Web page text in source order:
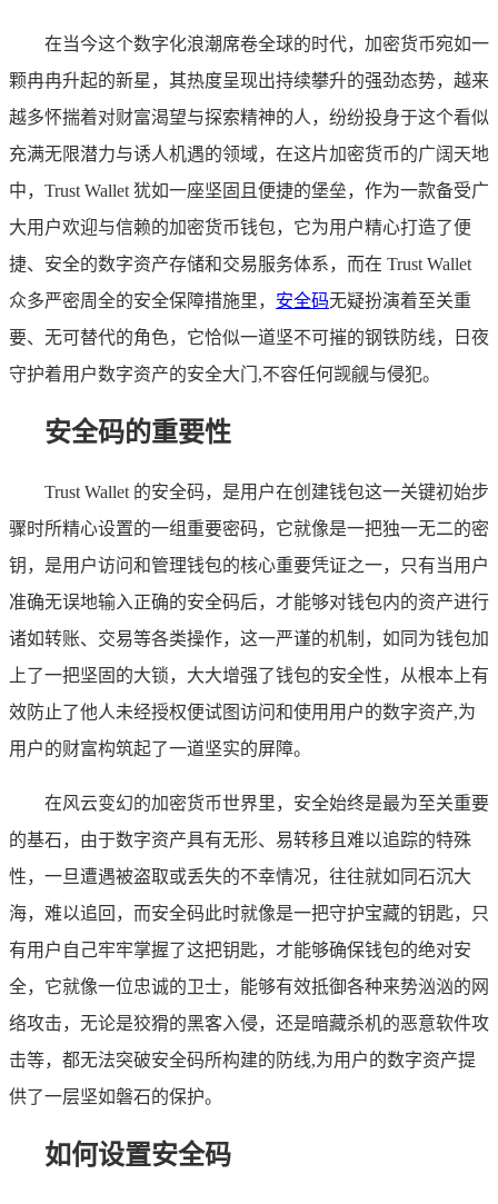
在当今这个数字化浪潮席卷全球的时代，加密货币宛如一
颗冉冉升起的新星，其热度呈现出持续攀升的强劲态势，越来
越多怀揣着对财富渴望与探索精神的人，纷纷投身于这个看似
充满无限潜力与诱人机遇的领域，在这片加密货币的广阔天地
中，Trust Wallet 犹如一座坚固且便捷的堡垒，作为一款备受广
大用户欢迎与信赖的加密货币钱包，它为用户精心打造了便
捷、安全的数字资产存储和交易服务体系，而在 Trust Wallet
众多严密周全的安全保障措施里， 安全码无疑扮演着至关重
要、无可替代的角色，它恰似一道坚不可摧的钢铁防线，日夜
守护着用户数字资产的安全大门,不容任何觊觎与侵犯。
安全码的重要性
Trust Wallet 的安全码，是用户在创建钱包这一关键初始步
骤时所精心设置的一组重要密码，它就像是一把独一无二的密
钥，是用户访问和管理钱包的核心重要凭证之一，只有当用户
准确无误地输入正确的安全码后，才能够对钱包内的资产进行
诸如转账、交易等各类操作，这一严谨的机制，如同为钱包加
上了一把坚固的大锁，大大增强了钱包的安全性，从根本上有
效防止了他人未经授权便试图访问和使用用户的数字资产,为
用户的财富构筑起了一道坚实的屏障。
在风云变幻的加密货币世界里，安全始终是最为至关重要
的基石，由于数字资产具有无形、易转移且难以追踪的特殊
性，一旦遭遇被盗取或丢失的不幸情况，往往就如同石沉大
海，难以追回，而安全码此时就像是一把守护宝藏的钥匙，只
有用户自己牢牢掌握了这把钥匙，才能够确保钱包的绝对安
全，它就像一位忠诚的卫士，能够有效抵御各种来势汹汹的网
络攻击，无论是狡猾的黑客入侵，还是暗藏杀机的恶意软件攻
击等，都无法突破安全码所构建的防线,为用户的数字资产提
供了一层坚如磐石的保护。
如何设置安全码